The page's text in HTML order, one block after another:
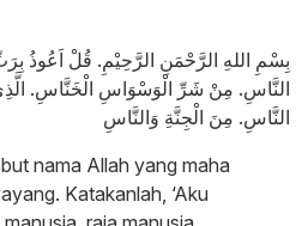
بِسْمِ اللهِ الرَّحْمَنِ الرَّحِيْمِ. قُلْ اَعُوذُ
النَّاسِ. مِنْ شَرِّ الْوَسْوَاسِ الْخَنَّاسِ.
النَّاسِ. مِنَ الْجِنَّةِ وَالنَّاسِ
nama Allah yang maha
Katakanlah, ‘Aku